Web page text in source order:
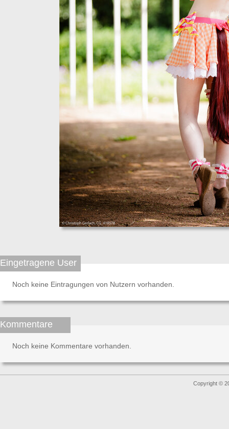
Eingetragene User
Noch keine Eintragungen von Nutzern vorhanden.
Kommentare
Noch keine Kommentare vorhanden.
Copyright ©